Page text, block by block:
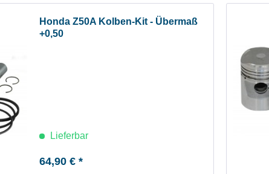
Honda Z50A Kolben-Kit - Übermaß
+0,50
Lieferbar
64,90 € *